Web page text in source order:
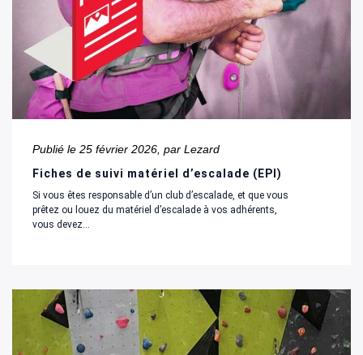
Publié le 25 février 2026 , par Lezard
Fiches de suivi matériel d’escalade (EPI)
Si vous êtes responsable d’un club d’escalade, et que vous
prêtez ou louez du matériel d’escalade à vos adhérents,
vous devez...